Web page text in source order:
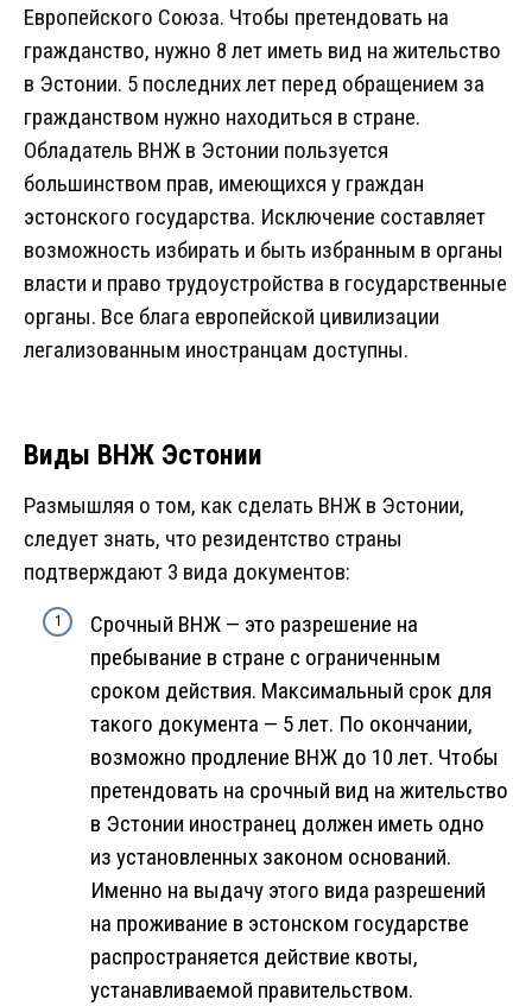
Европейского Союза. Чтобы претендовать на
гражданство, нужно 8 лет иметь вид на жительство
в Эстонии. 5 последних лет перед обращением за
гражданством нужно находиться в стране.
Обладатель ВНЖ в Эстонии пользуется
большинством прав, имеющихся у граждан
эстонского государства. Исключение составляет
возможность избирать и быть избранным в органы
власти и право трудоустройства в государственные
органы. Все блага европейской цивилизации
легализованным иностранцам доступны.
Виды ВНЖ Эстонии
Размышляя о том, как сделать ВНЖ в Эстонии,
следует знать, что резидентство страны
подтверждают 3 вида документов:
Срочный ВНЖ — это разрешение на
пребывание в стране с ограниченным
сроком действия. Максимальный срок для
такого документа — 5 лет. По окончании,
возможно продление ВНЖ до 10 лет. Чтобы
претендовать на срочный вид на жительство
в Эстонии иностранец должен иметь одно
из установленных законом оснований.
Именно на выдачу этого вида разрешений
на проживание в эстонском государстве
распространяется действие квоты,
устанавливаемой правительством.